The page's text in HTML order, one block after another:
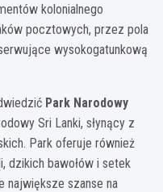
kolonialnego
pocztowych, przez pola
wysokogatunkową
Park Narodowy
Sri Lanki, słynący z
Park oferuje również
dzikich bawołów i setek
największe szanse na